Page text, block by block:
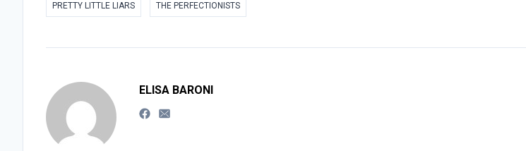
PRETTY LITTLE LIARS THE PERFECTIONISTS
ELISA BARONI